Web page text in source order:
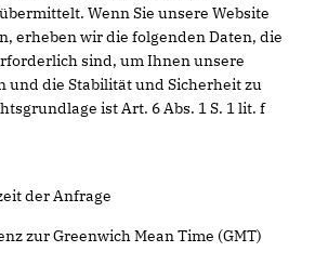
Wenn Sie unsere Website
erheben wir die folgenden Daten, die
sind, um Ihnen unsere
und die Stabilität und Sicherheit zu
ist Art. 6 Abs. 1 S. 1 lit. f
der Anfrage
zur Greenwich Mean Time (GMT)